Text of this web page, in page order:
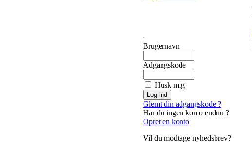
Brugernavn
Adgangskode
Husk mig
Glemt din adgangskode ?
Har du ingen konto endnu ?
Opret en konto
Vil du modtage nyhedsbrev?